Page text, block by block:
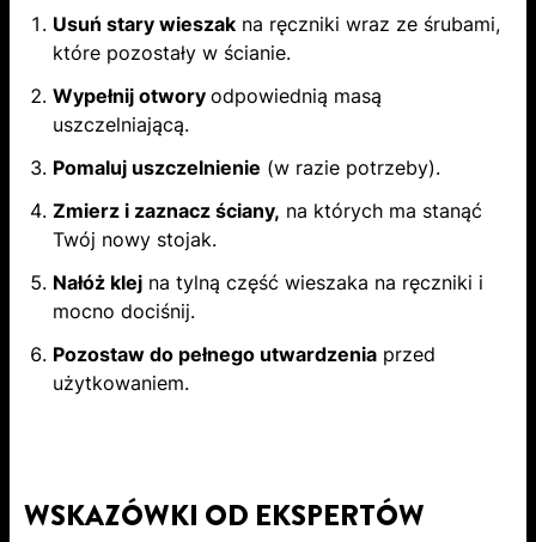
Usuń stary wieszak na ręczniki wraz ze śrubami,
które pozostały w ścianie.
Wypełnij otwory odpowiednią masą
uszczelniającą.
Pomaluj uszczelnienie (w razie potrzeby).
Zmierz i zaznacz ściany, na których ma stanąć
Twój nowy stojak.
Nałóż klej na tylną część wieszaka na ręczniki i
mocno dociśnij.
Pozostaw do pełnego utwardzenia przed
użytkowaniem.
WSKAZÓWKI OD EKSPERTÓW